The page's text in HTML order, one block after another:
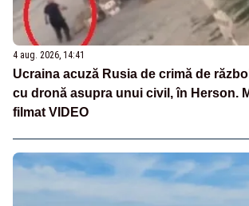
4 aug. 2026, 14:41
Ucraina acuză Rusia de crimă de
cu dronă asupra unui civil, în Herson.
filmat VIDEO